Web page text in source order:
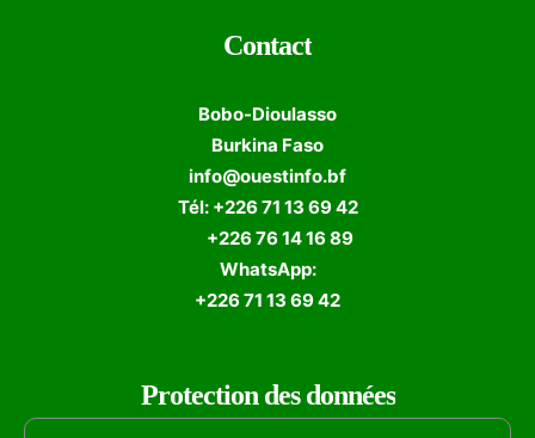
Contact
Bobo-Dioulasso
Burkina Faso
info@ouestinfo.bf
Tél: +226 71 13 69 42
+226 76 14 16 89
WhatsApp:
+226 71 13 69 42
Protection des données